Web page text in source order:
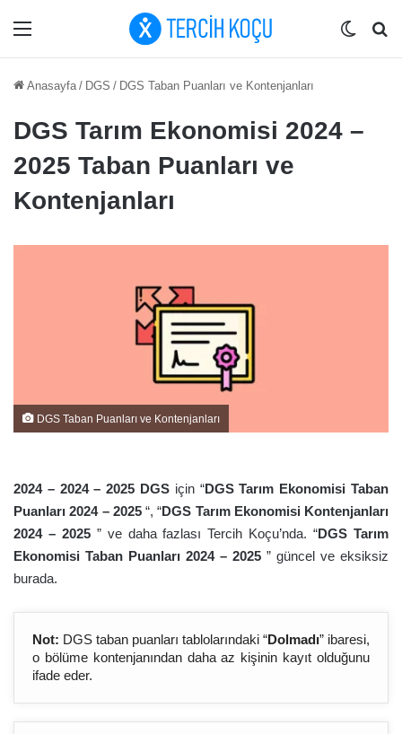
Menü Dış
Anasayfa / DGS / DGS Taban Puanları ve Kontenjanları
DGS Tarım Ekonomisi 2024 –
2025 Taban Puanları ve
Kontenjanları
DGS Taban Puanları ve Kontenjanları
2024 – 2024 – 2025 DGS için “DGS Tarım Ekonomisi Taban
Puanları 2024 – 2025 “, “DGS Tarım Ekonomisi Kontenjanları
2024 – 2025 ” ve daha fazlası Tercih Koçu’nda. “DGS Tarım
Ekonomisi Taban Puanları 2024 – 2025 ” güncel ve eksiksiz
burada.
Not: DGS taban puanları tablolarındaki “Dolmadı” ibaresi,
o bölüme kontenjanından daha az kişinin kayıt olduğunu
ifade eder.